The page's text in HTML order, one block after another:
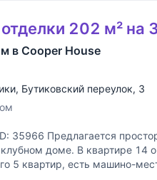
202 м² на
в Cooper House
, Бутиковский переулок, 3
35966 Предлагается
доме. В квартире 14
5 квартир, есть машино-